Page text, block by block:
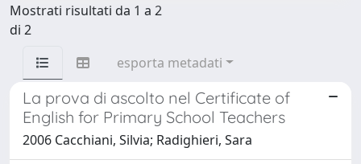
Mostrati risultati da 1 a 2
di 2
esporta metadati
La prova di ascolto nel Certificate of
English for Primary School Teachers
2006 Cacchiani, Silvia; Radighieri, Sara